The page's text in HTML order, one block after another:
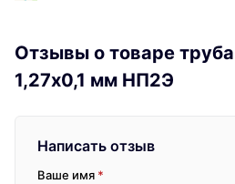
Отзывы о товаре
1,27х0,1 мм НП2Э
Написать отзыв
Ваше имя *